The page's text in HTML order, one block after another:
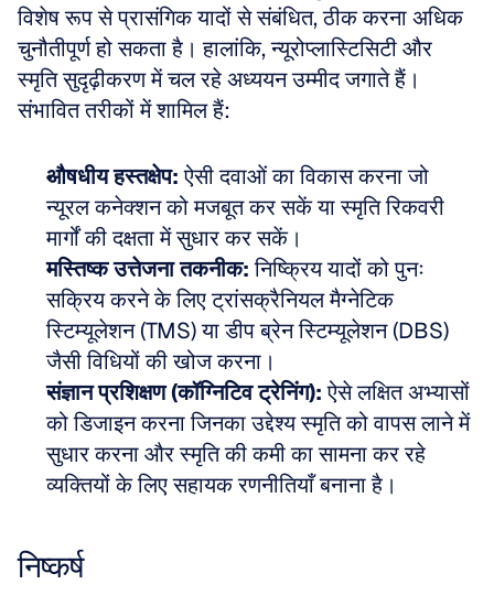
विशेष रूप से प्रासंगिक यादों से संबंधित, ठीक करना अधिक
चुनौतीपूर्ण हो सकता है। हालांकि, न्यूरोप्लास्टिसिटी और
स्मृति सुदृढ़ीकरण में चल रहे अध्ययन उम्मीद जगाते हैं।
संभावित तरीकों में शामिल हैं:
औषधीय हस्तक्षेप: ऐसी दवाओं का विकास करना जो
न्यूरल कनेक्शन को मजबूत कर सकें या स्मृति रिकवरी
मार्गों की दक्षता में सुधार कर सकें।
मस्तिष्क उत्तेजना तकनीक: निष्क्रिय यादों को पुनः
सक्रिय करने के लिए ट्रांसक्रैनियल मैग्नेटिक
स्टिम्यूलेशन (TMS) या डीप ब्रेन स्टिम्यूलेशन (DBS)
जैसी विधियों की खोज करना।
संज्ञान प्रशिक्षण (कॉग्निटिव ट्रेनिंग): ऐसे लक्षित अभ्यासों
को डिजाइन करना जिनका उद्देश्य स्मृति को वापस लाने में
सुधार करना और स्मृति की कमी का सामना कर रहे
व्यक्तियों के लिए सहायक रणनीतियाँ बनाना है।
निष्कर्ष